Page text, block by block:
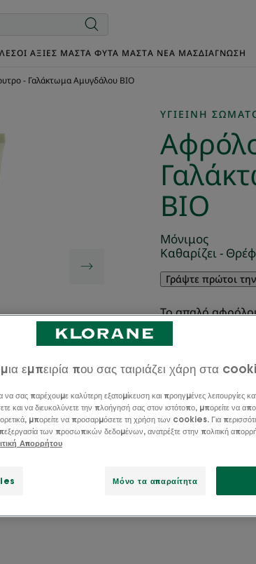
ΟΙ ΑΞΊΕΣ ΜΑΣΤΑ ΦΥΤΆ ΜΑΣTΑ ΝΈΑ ΜΑΣΔΙΑΓΝΩΣΗ
- Γαλάκτωμα Αμυγδάλου BIO
ΥΓΙΕΙΝΉ
BIO
Μόνιμος
Καθαρίζει -
Γράψτε πρώτοι
Το απαλό
πλούσιο σε
απαλά και
ξηρό δέρμα.
Υφή που γίνεται
φρέζια και
Καθαρισμός,
εμπειρία που σας ταιριάζει χάρη στα
σας παρέχουμε καλύτερη εξατομίκευση και προηγμένες λειτουργίες
και να διευκολύνετε την πλοήγησή σας στον ιστότοπο, μπορείτε να
μπορείτε να προσαρμόσετε τη χρήση των cookies. Για
των προσωπικών δεδομένων, ανατρέξτε στην πολιτική
Απορρήτου
Μόνο τα απαραίτητα